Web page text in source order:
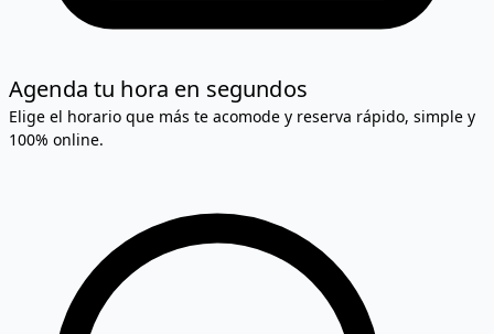
Agenda tu hora en segundos
Elige el horario que más te acomode y reserva rápido, simple y
100% online.